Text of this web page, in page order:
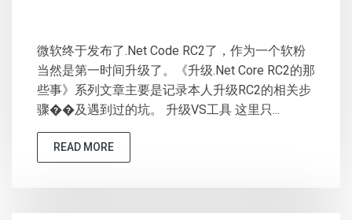
微软终于发布了.Net Code RC2了，作为一个软粉
当然是第一时间升级了。《升级.Net Core RC2的那
些事》系列文章主要是记录本人升级RC2的相关步
骤��及遇到过的坑。 升级VS工具 这里只...
READ MORE